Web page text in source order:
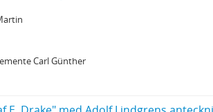
Carl Günther